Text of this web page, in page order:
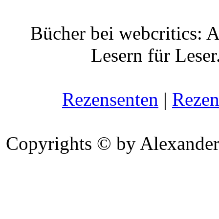
Bücher bei webcritics:
Lesern für
Rezensenten |
Copyrights © by